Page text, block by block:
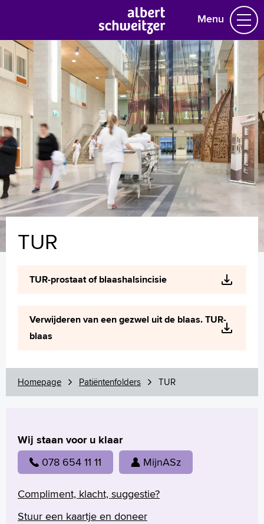
Menu
Homepage
Praktische informatie
Specialismen
Werken en leren
Medewerkers
Contact
MijnASz
Language
English
Français
Polski
TUR
TUR-prostaat of blaashalsincisie
Verwijderen van een gezwel uit de blaas. TUR-
blaas
Homepage Patiëntenfolders TUR
Wij staan voor u klaar
078 654 11 11 MijnASz
Compliment, klacht, suggestie?
Stuur een kaartje en doneer